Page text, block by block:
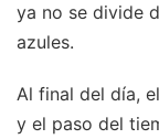
ya no se divide
azules.
Al final del día,
y el paso del